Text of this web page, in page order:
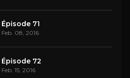
Épisode 71
Feb. 08, 2016
Épisode 72
Feb. 15, 2016